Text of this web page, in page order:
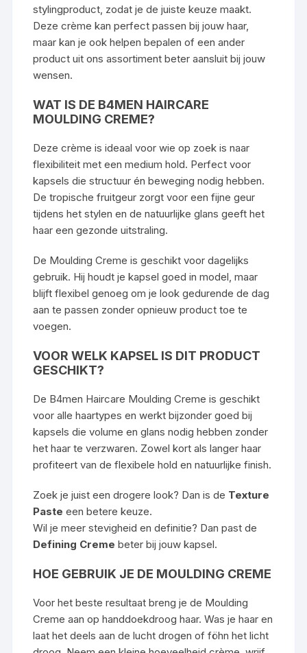
stylingproduct, zodat je de juiste keuze maakt.
Deze crème kan perfect passen bij jouw haar,
maar kan je ook helpen bepalen of een ander
product uit ons assortiment beter aansluit bij jouw
wensen.
WAT IS DE B4MEN HAIRCARE
MOULDING CREME?
Deze crème is ideaal voor wie op zoek is naar
flexibiliteit met een medium hold. Perfect voor
kapsels die structuur én beweging nodig hebben.
De tropische fruitgeur zorgt voor een fijne geur
tijdens het stylen en de natuurlijke glans geeft het
haar een gezonde uitstraling.
De Moulding Creme is geschikt voor dagelijks
gebruik. Hij houdt je kapsel goed in model, maar
blijft flexibel genoeg om je look gedurende de dag
aan te passen zonder opnieuw product toe te
voegen.
VOOR WELK KAPSEL IS DIT PRODUCT
GESCHIKT?
De B4men Haircare Moulding Creme is geschikt
voor alle haartypes en werkt bijzonder goed bij
kapsels die volume en glans nodig hebben zonder
het haar te verzwaren. Zowel kort als langer haar
profiteert van de flexibele hold en natuurlijke finish.
Zoek je juist een drogere look? Dan is de Texture
Paste een betere keuze.
Wil je meer stevigheid en definitie? Dan past de
Defining Creme beter bij jouw kapsel.
HOE GEBRUIK JE DE MOULDING CREME
Voor het beste resultaat breng je de Moulding
Creme aan op handdoekdroog haar. Was je haar en
laat het deels aan de lucht drogen of föhn het licht